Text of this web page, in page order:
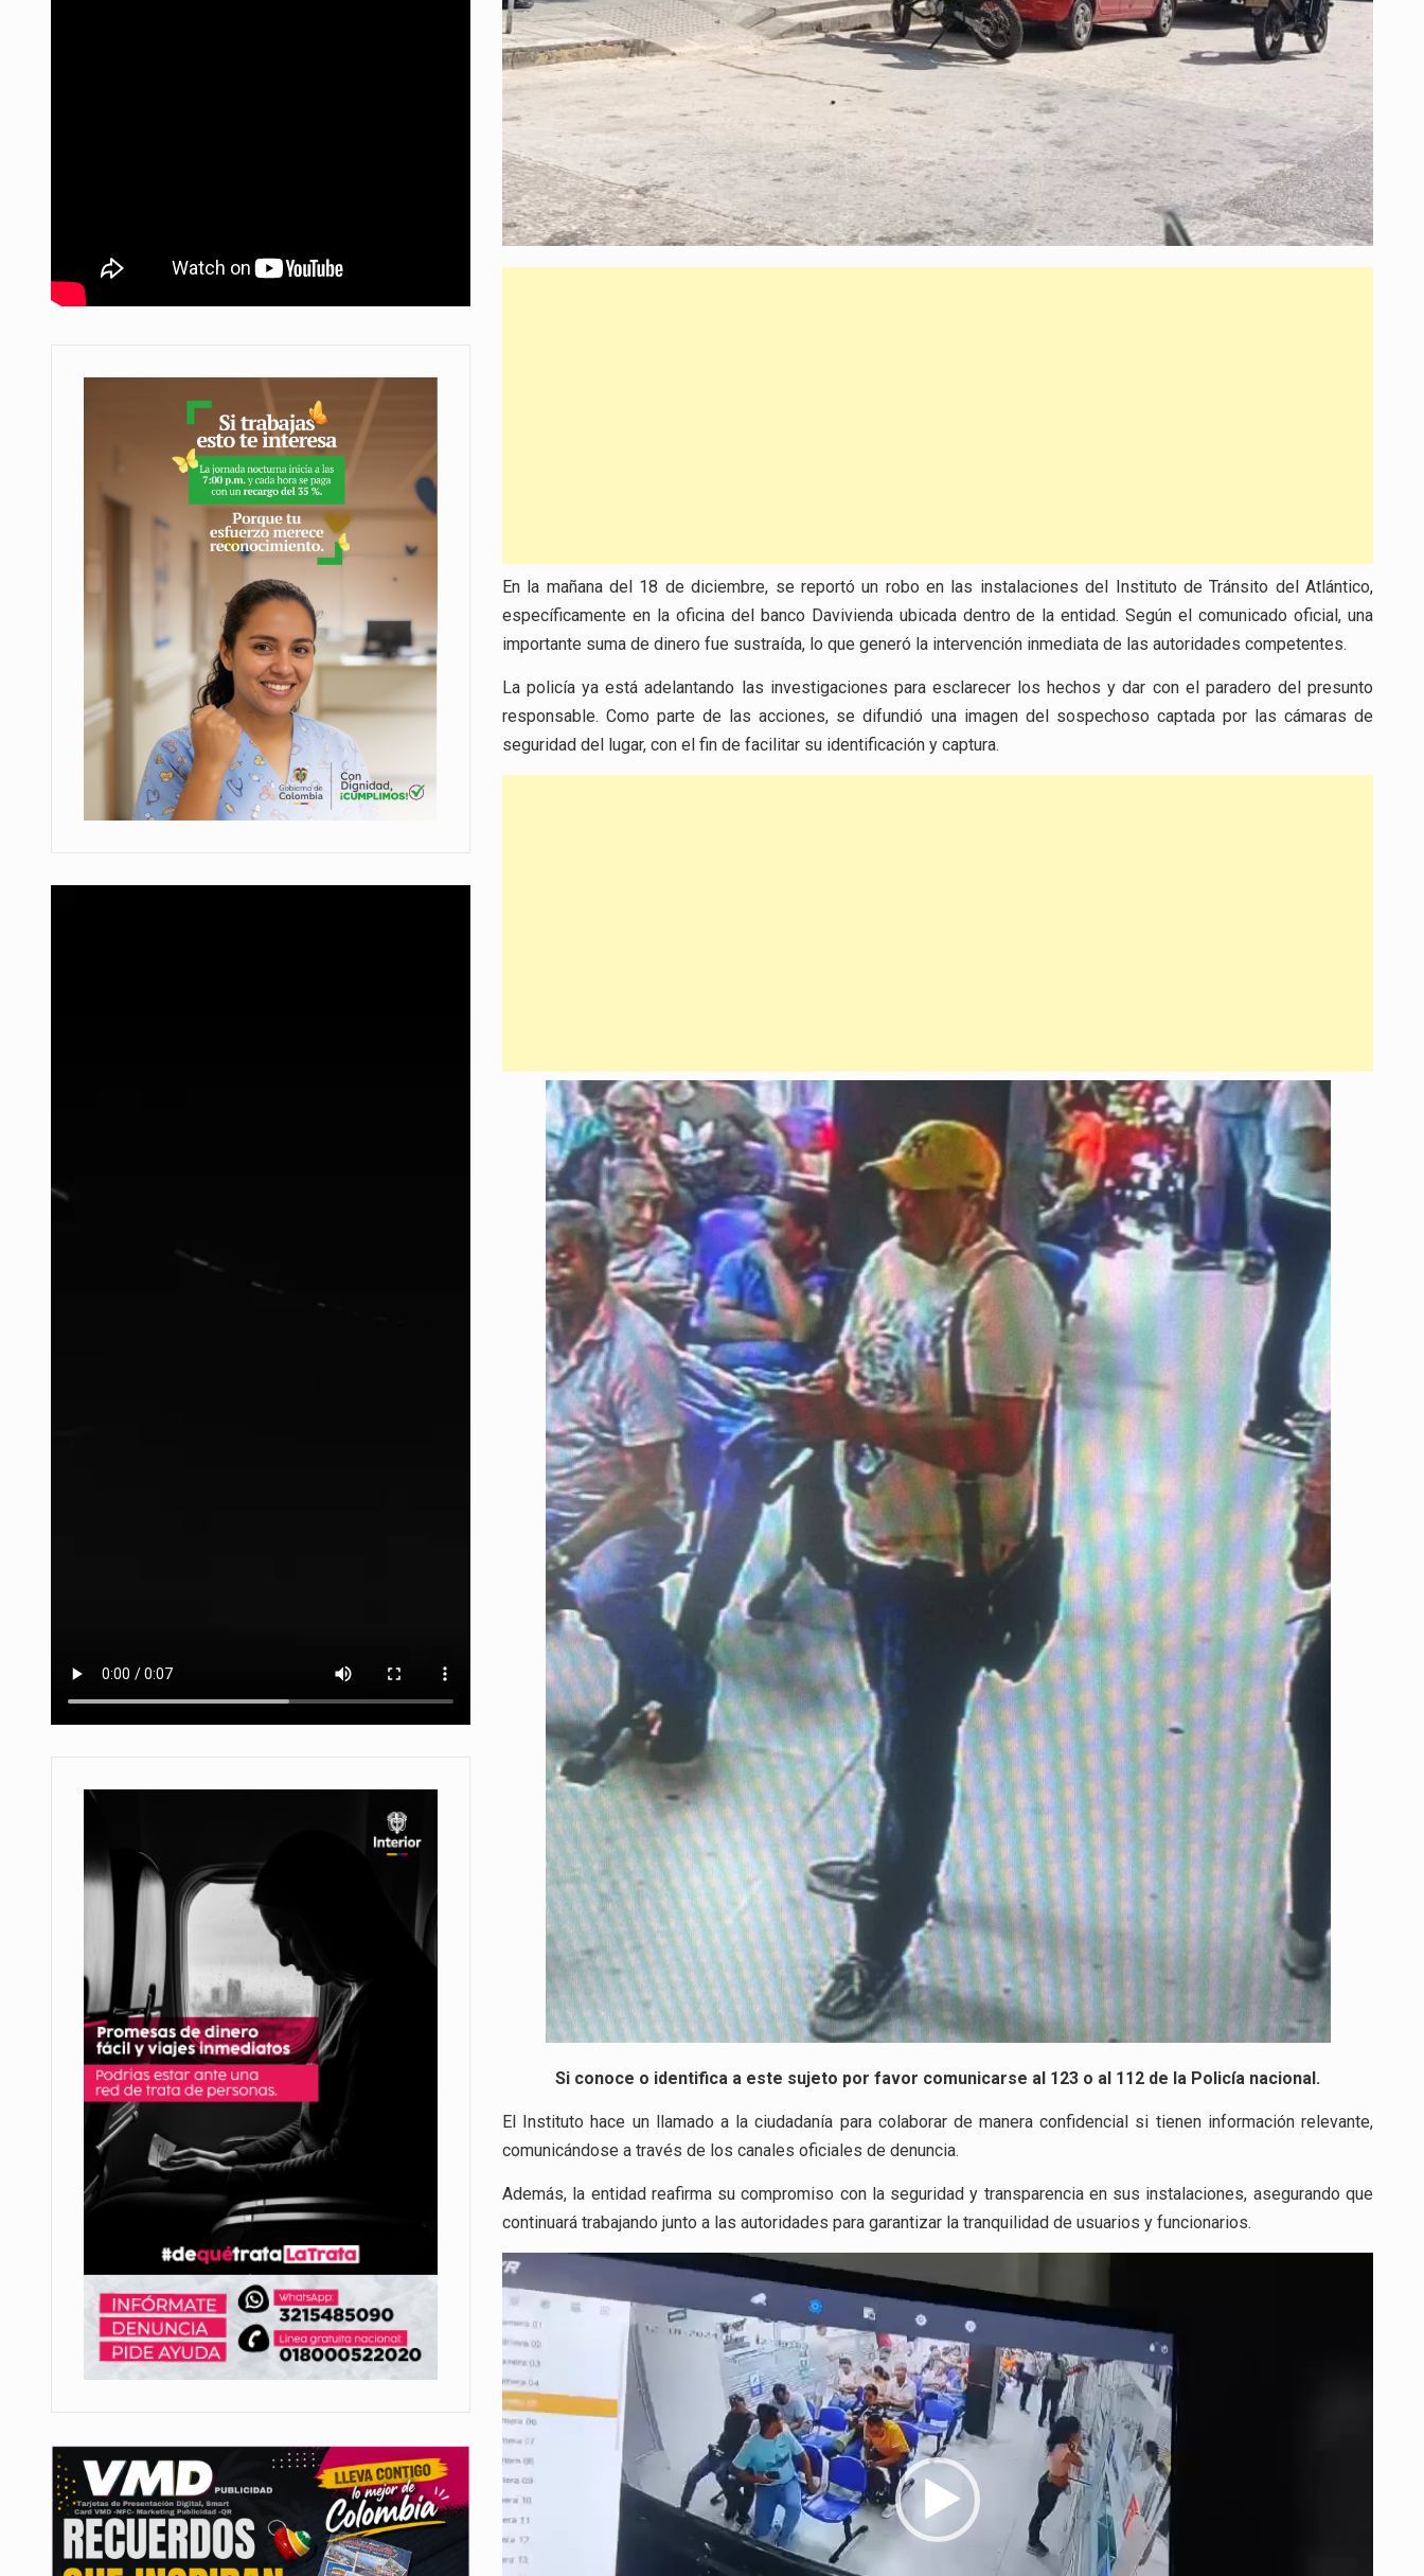
En la mañana del 18 de diciembre, se reportó un robo en las instalaciones del Instituto de Tránsito del Atlántico,
específicamente en la oficina del banco Davivienda ubicada dentro de la entidad. Según el comunicado oficial, una
importante suma de dinero fue sustraída, lo que generó la intervención inmediata de las autoridades competentes.
La policía ya está adelantando las investigaciones para esclarecer los hechos y dar con el paradero del presunto
responsable. Como parte de las acciones, se difundió una imagen del sospechoso captada por las cámaras de
seguridad del lugar, con el fin de facilitar su identificación y captura.
Si conoce o identifica a este sujeto por favor comunicarse al 123 o al 112 de la Policía nacional.
El Instituto hace un llamado a la ciudadanía para colaborar de manera confidencial si tienen información relevante,
comunicándose a través de los canales oficiales de denuncia.
Además, la entidad reafirma su compromiso con la seguridad y transparencia en sus instalaciones, asegurando que
continuará trabajando junto a las autoridades para garantizar la tranquilidad de usuarios y funcionarios.
Reproductor
de
vídeo